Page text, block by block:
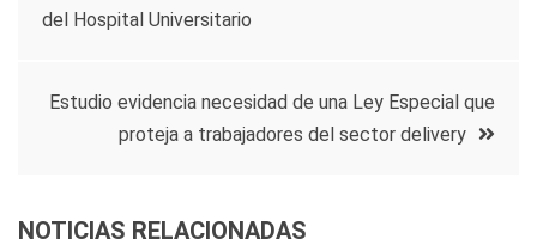
entradas
del Hospital Universitario
Estudio evidencia necesidad de una Ley Especial que
proteja a trabajadores del sector delivery
NOTICIAS RELACIONADAS